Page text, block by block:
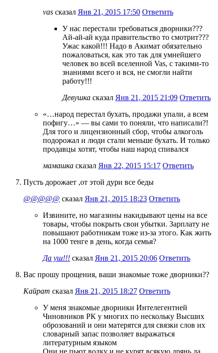
vas сказал Янв 21, 2015 17:50 Ответить
У нас перестали требоваться дворники???
Ай-ай-ай куда правительство то смотрит???
Ужас какой!!! Надо в Акимат обязательно
пожаловаться, как это так для умнейшего
человек во всей вселенной Vas, с такими-то
знаниями всего и вся, не смогли найти
работу!!!
Девушка сказал Янв 21, 2015 21:09 Ответить
«…народ перестал бухать, продажи упали, а всем
пофигу…» — вы сами то поняли, что написали?!
Для того и лицензионный сбор, чтобы алкоголь
подорожал и люди стали меньше бухать. И только
продавцы хотят, чтобы наш народ спивался
мамашка сказал Янв 22, 2015 15:17 Ответить
Пусть дорожает ,от этой дури все беды
@@@@@ сказал Янв 21, 2015 18:23 Ответить
Извините, но магазины накидывают цены на все
товары, чтобы покрыть свои убытки. Зарплату не
повышают работникам тоже из-за этого. Как жить
на 1000 тенге в день, когда семья?
Да уш!!! сказал Янв 21, 2015 20:06 Ответить
Вас прошу прощения, ваши знакомые тоже дворники??
Кайрат сказал Янв 21, 2015 18:27 Ответить
У меня знакомые дворники Интелегентней
Чиновников РК у многих по нескольку Высших
оброзований и они матерятся для связки слов их
словарный запас позволяет выражаться
литературным языком
Они не пьют водку и не курят всякую дрянь да